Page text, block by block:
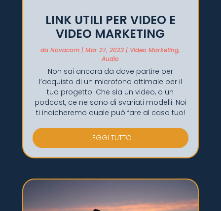
LINK UTILI PER VIDEO E
VIDEO MARKETING
daNovacom |Mar 27, 2023 | Video Marketing,
Audio
Non sai ancora da dove partire per
l’acquisto di un microfono ottimale per il
tuo progetto. Che sia un video, o un
podcast, ce ne sono di svariati modelli. Noi
ti indicheremo quale può fare al caso tuo!
LEGGI TUTTO